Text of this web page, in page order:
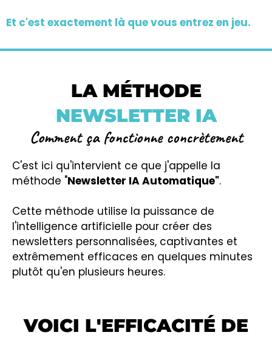
Et c'est exactement là que vous entrez en jeu.
LA MÉTHODE
NEWSLETTER IA
Comment ça fonctionne concrètement
C'est ici qu'intervient ce que j'appelle la
méthode "Newsletter IA Automatique".
Cette méthode utilise la puissance de
l'intelligence artificielle pour créer des
newsletters personnalisées, captivantes et
extrêmement efficaces en quelques minutes
plutôt qu'en plusieurs heures.
VOICI L'EFFICACITÉ DE